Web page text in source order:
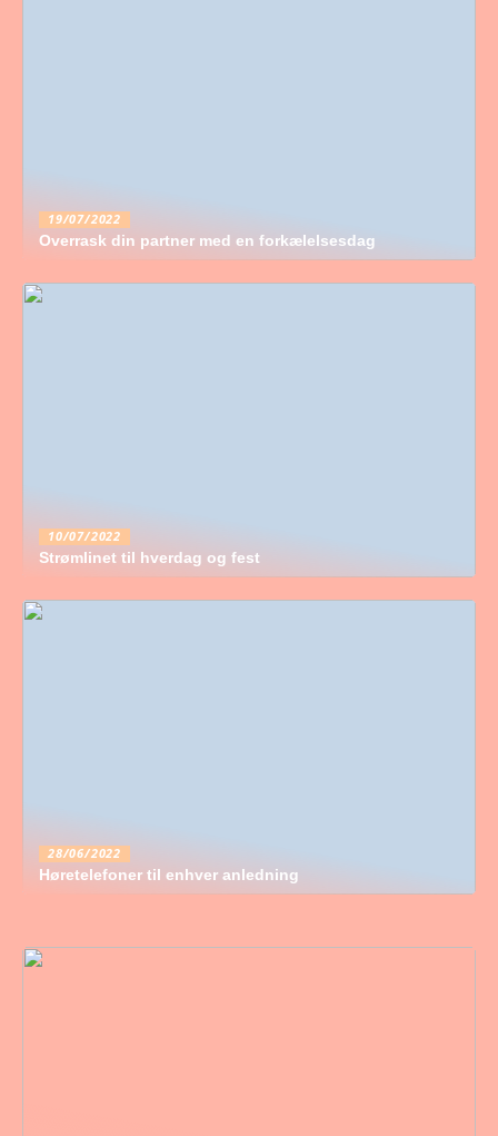
19/07/2022
Overrask din partner med en forkælelsesdag
10/07/2022
Strømlinet til hverdag og fest
28/06/2022
Høretelefoner til enhver anledning